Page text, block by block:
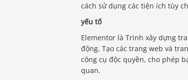
cách sử dụng các tiện ích tùy
yếu tố
Elementor là Trình xây dựng
động. Tạo các trang web và
công cụ độc quyền, cho phép
quan.